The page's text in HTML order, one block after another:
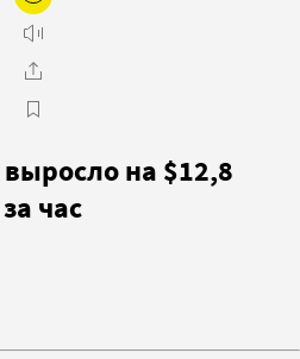
на $12,8
час